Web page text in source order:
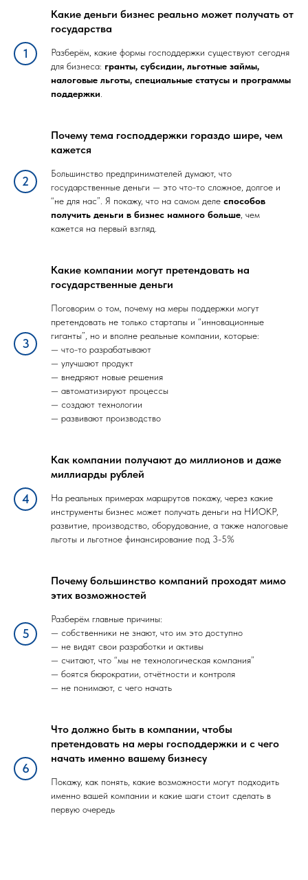
Какие деньги бизнес реально может получать от
государства
Разберём, какие формы господдержки существуют сегодня
для бизнеса: гранты, субсидии, льготные займы,
налоговые льготы, специальные статусы и программы
поддержки
Почему тема господдержки гораздо шире, чем
кажется
Большинство предпринимателей думают, что
государственные деньги — это что-то сложное, долгое и
“не для нас”. Я покажу, что на самом деле способов
получить деньги в бизнес намного больше , чем
кажется на первый взгляд.
Какие компании могут претендовать на
государственные деньги
Поговорим о том, почему на меры поддержки могут
претендовать не только стартапы и “инновационные
гиганты”, но и вполне реальные компании, которые:
— что-то разрабатывают
— улучшают продукт
— внедряют новые решения
— автоматизируют процессы
— создают технологии
— развивают производство
Как компании получают до миллионов и даже
миллиарды рублей
На реальных примерах маршрутов покажу, через какие
инструменты бизнес может получать деньги на НИОКР,
развитие, производство, оборудование, а также налоговые
льготы и льготное финансирование под 3-5%
Почему большинство компаний проходят мимо
этих возможностей
Разберём главные причины:
— собственники не знают, что им это доступно
— не видят свои разработки и активы
— считают, что “мы не технологическая компания”
— боятся бюрократии, отчётности и контроля
— не понимают, с чего начать
Что должно быть в компании, чтобы
претендовать на меры господдержки и с чего
начать именно вашему бизнесу
Покажу, как понять, какие возможности могут подходить
именно вашей компании и какие шаги стоит сделать в
первую очередь